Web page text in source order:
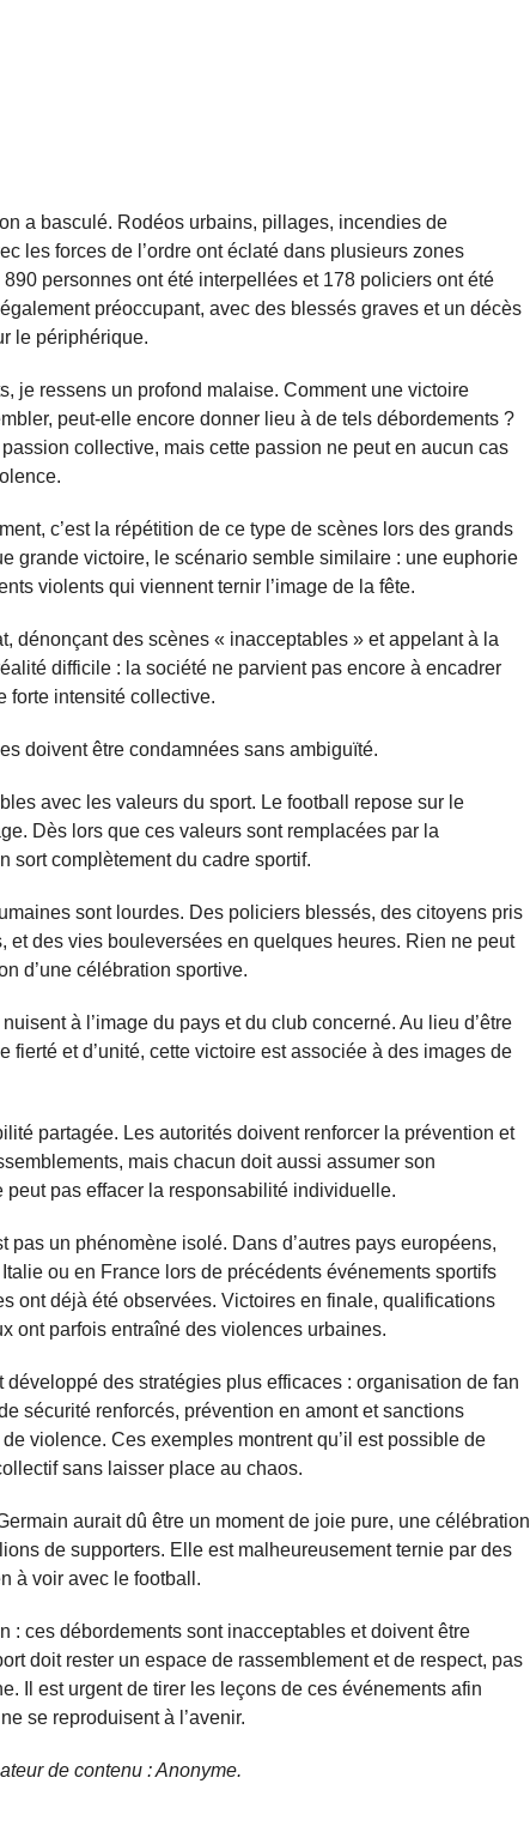
a basculé. Rodéos urbains, pillages, incendies de
les forces de l’ordre ont éclaté dans plusieurs zones
personnes ont été interpellées et 178 policiers ont été
préoccupant, avec des blessés graves et un décès
le périphérique.
je ressens un profond malaise. Comment une victoire
peut-elle encore donner lieu à de tels débordements ?
collective, mais cette passion ne peut en aucun cas
c’est la répétition de ce type de scènes lors des grands
grande victoire, le scénario semble similaire : une euphorie
violents qui viennent ternir l’image de la fête.
dénonçant des scènes « inacceptables » et appelant à la
difficile : la société ne parvient pas encore à encadrer
forte intensité collective.
doivent être condamnées sans ambiguïté.
avec les valeurs du sport. Le football repose sur le
Dès lors que ces valeurs sont remplacées par la
sort complètement du cadre sportif.
sont lourdes. Des policiers blessés, des citoyens pris
et des vies bouleversées en quelques heures. Rien ne peut
d’une célébration sportive.
à l’image du pays et du club concerné. Au lieu d’être
fierté et d’unité, cette victoire est associée à des images de
partagée. Les autorités doivent renforcer la prévention et
mais chacun doit aussi assumer son
peut pas effacer la responsabilité individuelle.
pas un phénomène isolé. Dans d’autres pays européens,
ou en France lors de précédents événements sportifs
ont déjà été observées. Victoires en finale, qualifications
ont parfois entraîné des violences urbaines.
des stratégies plus efficaces : organisation de fan
sécurité renforcés, prévention en amont et sanctions
violence. Ces exemples montrent qu’il est possible de
sans laisser place au chaos.
aurait dû être un moment de joie pure, une célébration
de supporters. Elle est malheureusement ternie par des
à voir avec le football.
: ces débordements sont inacceptables et doivent être
doit rester un espace de rassemblement et de respect, pas
Il est urgent de tirer les leçons de ces événements afin
se reproduisent à l’avenir.
de contenu : Anonyme.